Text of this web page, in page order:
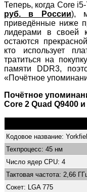
Теперь, когда Core
руб. в России),
приведённые ниже
лидерами в своей
остаются
кто использует
тратиться на
памяти DDR3,
«Почётное
Почётное
Core 2 Quad Q9400
Кодовое название:
Техпроцесс: 45 нм
Число ядер CPU: 4
Тактовая частота: 2,66
Сокет: LGA 775